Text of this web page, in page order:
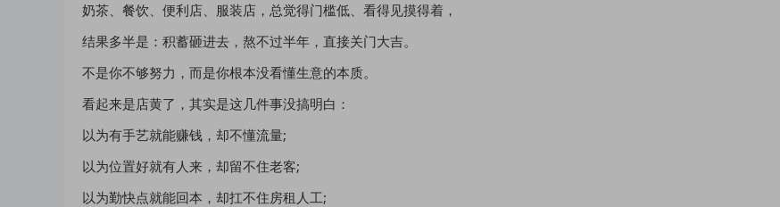
奶茶、餐饮、便利店、服装店，总觉得门槛低、看得见摸得着，
结果多半是：积蓄砸进去，熬不过半年，直接关门大吉。
不是你不够努力，而是你根本没看懂生意的本质。
看起来是店黄了，其实是这几件事没搞明白：
以为有手艺就能赚钱，却不懂流量;
以为位置好就有人来，却留不住老客;
以为勤快点就能回本，却扛不住房租人工;